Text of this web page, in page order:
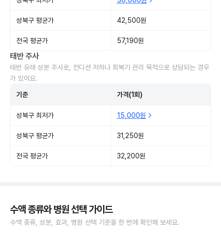
성북구 평균가 42,500원
전국 평균가 57,190원
태반 주사
태반 유래 성분 주사로, 컨디션 저하나 회복기 관리 목적으로 상담되는 경우
가 있어요.
기준 가격(1회)
성북구 최저가 15,000원
성북구 평균가 31,250원
전국 평균가 32,200원
수액 종류와 병원 선택 가이드
수액 종류, 성분, 효과, 병원 선택 기준을 한 번에 확인해 보세요.